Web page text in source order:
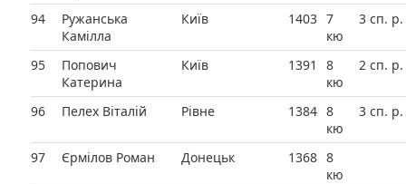
94
Ружанська
Камілла
Київ 1403 7
кю
3 сп. р.
95
Попович
Катерина
Київ 1391
8
кю
2 сп. р.
96 Пелех Віталій Рівне 1384 8
кю
3 сп. р.
97 Єрмілов Роман Донецьк 1368 8
кю